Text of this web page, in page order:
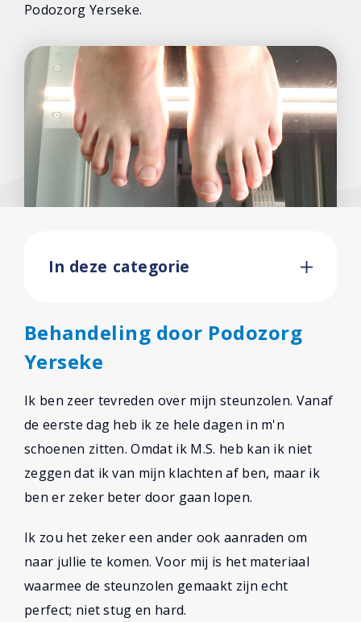
Podozorg Yerseke.
In deze categorie
Behandeling door Podozorg
Yerseke
Ik ben zeer tevreden over mijn steunzolen. Vanaf
de eerste dag heb ik ze hele dagen in m'n
schoenen zitten. Omdat ik M.S. heb kan ik niet
zeggen dat ik van mijn klachten af ben, maar ik
ben er zeker beter door gaan lopen.
Ik zou het zeker een ander ook aanraden om
naar jullie te komen. Voor mij is het materiaal
waarmee de steunzolen gemaakt zijn echt
perfect; niet stug en hard.